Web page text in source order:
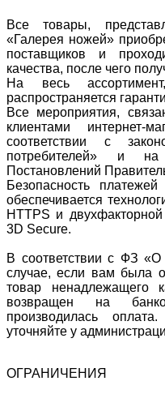
Все товары,
«Галерея ножей»
поставщиков и
качества, после чего
На весь
распространяется
Все мероприятия,
клиентами интернет-
соответствии с
потребителей» и на
Постановлений
Безопасность
обеспечивается
HTTPS и
3D Secure.
В соответствии с ФЗ «О
случае, если вам была
товар ненадлежащего
возвращен на
производилась
уточняйте у
ОГРАНИЧЕНИЯ